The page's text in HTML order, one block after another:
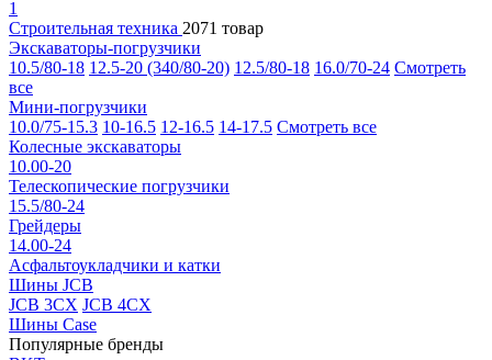
1
Строительная техника 2071 товар
Экскаваторы-погрузчики
10.5/80-18 12.5-20 (340/80-20) 12.5/80-18 16.0/70-24 Смотреть
все
Мини-погрузчики
10.0/75-15.3 10-16.5 12-16.5 14-17.5 Смотреть все
Колесные экскаваторы
10.00-20
Телескопические погрузчики
15.5/80-24
Грейдеры
14.00-24
Асфальтоукладчики и катки
Шины JCB
JCB 3CX JCB 4CX
Шины Case
Популярные бренды